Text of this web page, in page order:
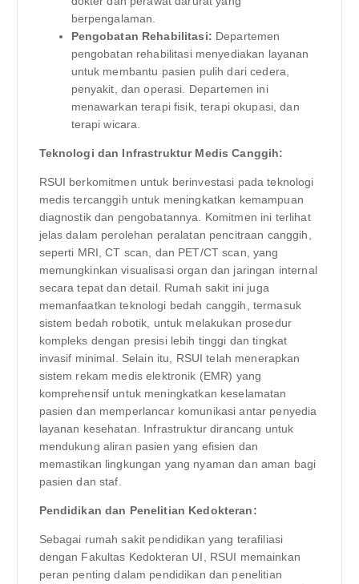
berpengalaman.
Pengobatan Rehabilitasi: Departemen
pengobatan rehabilitasi menyediakan layanan
untuk membantu pasien pulih dari cedera,
penyakit, dan operasi. Departemen ini
menawarkan terapi fisik, terapi okupasi, dan
terapi wicara.
Teknologi dan Infrastruktur Medis Canggih:
RSUI berkomitmen untuk berinvestasi pada teknologi
medis tercanggih untuk meningkatkan kemampuan
diagnostik dan pengobatannya. Komitmen ini terlihat
jelas dalam perolehan peralatan pencitraan canggih,
seperti MRI, CT scan, dan PET/CT scan, yang
memungkinkan visualisasi organ dan jaringan internal
secara tepat dan detail. Rumah sakit ini juga
memanfaatkan teknologi bedah canggih, termasuk
sistem bedah robotik, untuk melakukan prosedur
kompleks dengan presisi lebih tinggi dan tingkat
invasif minimal. Selain itu, RSUI telah menerapkan
sistem rekam medis elektronik (EMR) yang
komprehensif untuk meningkatkan keselamatan
pasien dan memperlancar komunikasi antar penyedia
layanan kesehatan. Infrastruktur dirancang untuk
mendukung aliran pasien yang efisien dan
memastikan lingkungan yang nyaman dan aman bagi
pasien dan staf.
Pendidikan dan Penelitian Kedokteran:
Sebagai rumah sakit pendidikan yang terafiliasi
dengan Fakultas Kedokteran UI, RSUI memainkan
peran penting dalam pendidikan dan penelitian